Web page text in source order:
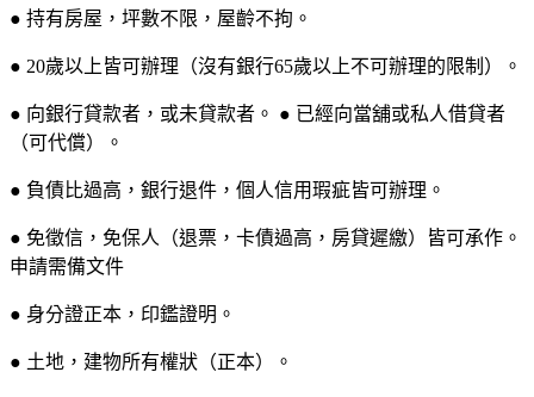
● 持有房屋，坪數不限，屋齡不拘。
● 20歲以上皆可辦理（沒有銀行65歲以上不可辦理的限制）。
● 向銀行貸款者，或未貸款者。 ● 已經向當舖或私人借貸者
（可代償）。
● 負債比過高，銀行退件，個人信用瑕疵皆可辦理。
● 免徵信，免保人（退票，卡債過高，房貸遲繳）皆可承作。
申請需備文件
● 身分證正本，印鑑證明。
● 土地，建物所有權狀（正本）。